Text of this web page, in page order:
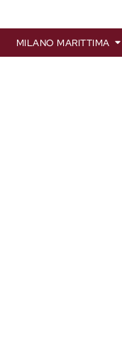
MILANO MARITTIMA